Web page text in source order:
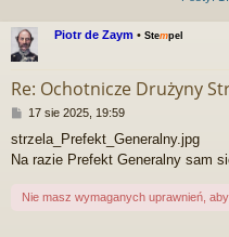
Piotr de Zaym •Stempel
Re: Ochotnicze Drużyny
P
s
t
17 sie 2025, 19:59
strzela_Prefekt_Generalny.jpg
Na razie Prefekt Generalny sam
Nie masz wymaganych uprawnień,